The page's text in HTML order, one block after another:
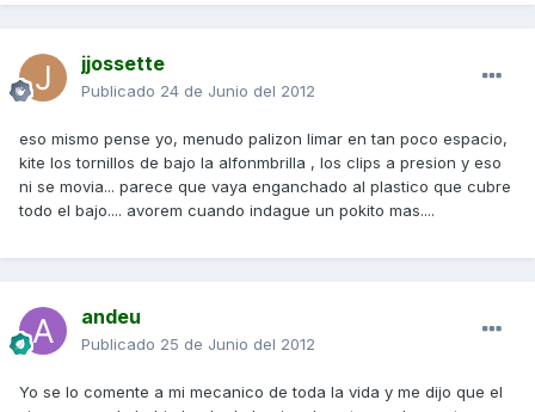
jjossette
Publicado 24 de Junio del 2012
eso mismo pense yo, menudo palizon limar en tan poco espacio,
kite los tornillos de bajo la alfonmbrilla , los clips a presion y eso
ni se movia... parece que vaya enganchado al plastico que cubre
todo el bajo.... avorem cuando indague un pokito mas....
andeu
Publicado 25 de Junio del 2012
Yo se lo comente a mi mecanico de toda la vida y me dijo que el